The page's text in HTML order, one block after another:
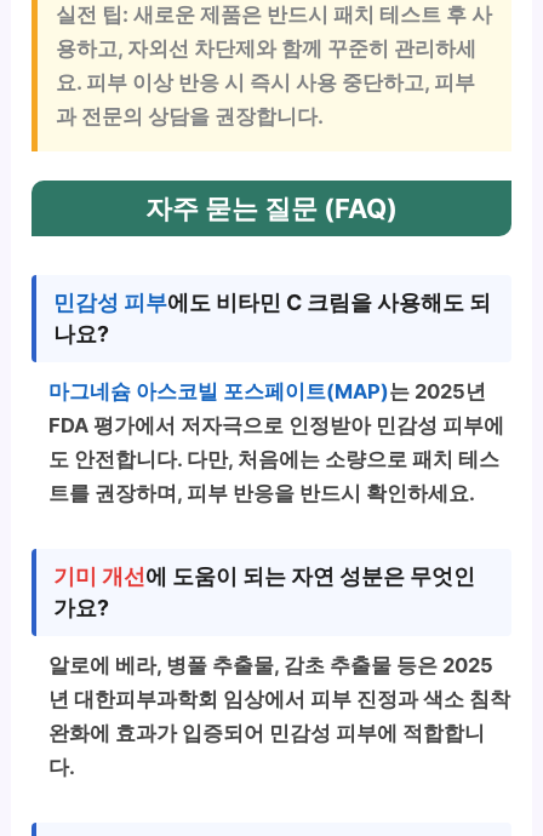
실전 팁: 새로운 제품은 반드시 패치 테스트 후 사
용하고, 자외선 차단제와 함께 꾸준히 관리하세
요. 피부 이상 반응 시 즉시 사용 중단하고, 피부
과 전문의 상담을 권장합니다.
자주 묻는 질문 (FAQ)
민감성 피부에도 비타민 C 크림을 사용해도 되
나요?
마그네슘 아스코빌 포스페이트(MAP)는 2025년
FDA 평가에서 저자극으로 인정받아 민감성 피부에
도 안전합니다. 다만, 처음에는 소량으로패치 테스
트를 권장하며, 피부 반응을 반드시 확인하세요.
기미 개선 에 도움이 되는 자연 성분은 무엇인
가요?
알로에 베라, 병풀 추출물, 감초 추출물 등은 2025
년 대한피부과학회 임상에서 피부 진정과 색소 침착
완화에 효과가 입증되어 민감성 피부에 적합합니
다.